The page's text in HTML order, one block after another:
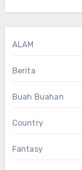
ALAM
Berita
Buah Buahan
Country
Fantasy